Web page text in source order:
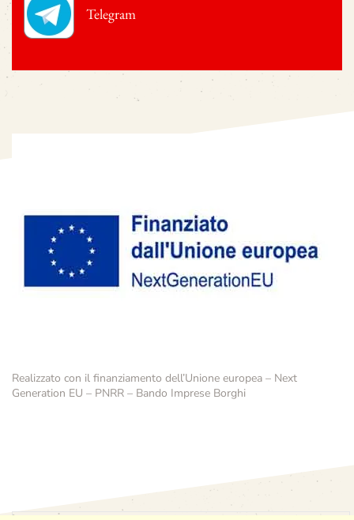
Telegram
Realizzato con il finanziamento dell’Unione europea – Next
Generation EU – PNRR – Bando Imprese Borghi